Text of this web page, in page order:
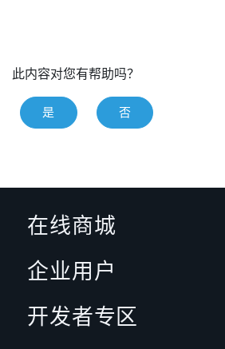
此内容对您有帮助吗？
是 否
在线商城
企业用户
开发者专区